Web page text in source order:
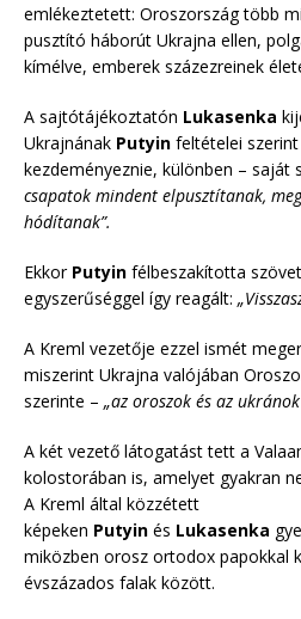
emlékeztetett: Oroszország több
pusztító háborút Ukrajna ellen,
kímélve, emberek százezreinek
A sajtótájékoztatón Lukasenka
Ukrajnának Putyin feltételei
kezdeményeznie, különben – saját
csapatok mindent elpusztítanak,
hódítanak”.
Ekkor Putyin félbeszakította
egyszerűséggel így reagált:
A Kreml vezetője ezzel ismét
miszerint Ukrajna valójában
szerinte – „az oroszok és az
A két vezető látogatást tett a
kolostorában is, amelyet gyakran
A Kreml által közzétett
képeken Putyin és Lukasenka
miközben orosz ortodox papokkal
évszázados falak között.